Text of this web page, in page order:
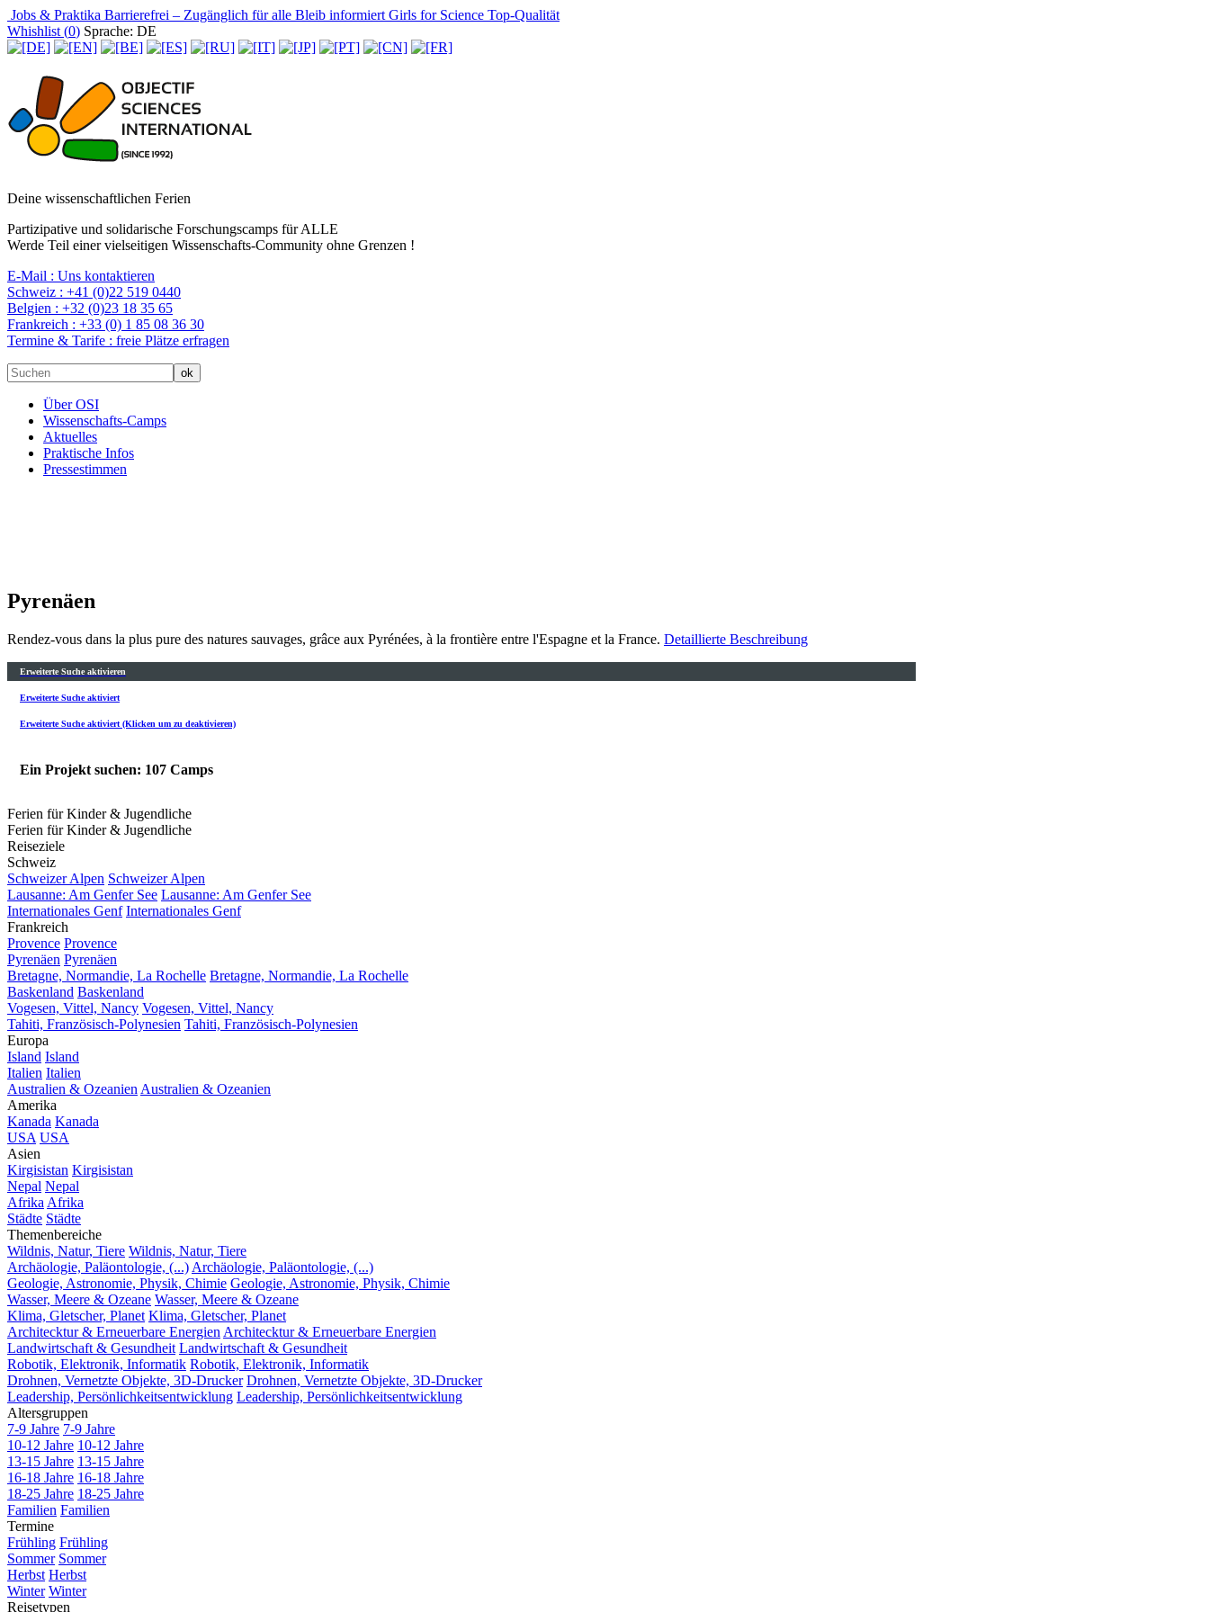
Jobs & Praktika Barrierefrei – Zugänglich für alle Bleib informiert Girls for Science Top-Qualität
Whishlist (0) Sprache: DE
Deine wissenschaftlichen Ferien
Partizipative und solidarische Forschungscamps für ALLE
Werde Teil einer vielseitigen Wissenschafts-Community ohne Grenzen !
E-Mail : Uns kontaktieren
Schweiz : +41 (0)22 519 0440
Belgien : +32 (0)23 18 35 65
Frankreich : +33 (0) 1 85 08 36 30
Termine & Tarife : freie Plätze erfragen
Über OSI
Wissenschafts-Camps
Aktuelles
Praktische Infos
Pressestimmen
Pyrenäen
Rendez-vous dans la plus pure des natures sauvages, grâce aux Pyrénées, à la frontière entre l'Espagne et la France. Detaillierte Beschreibung
Erweiterte Suche aktivieren
Erweiterte Suche aktiviert
Erweiterte Suche aktiviert (Klicken um zu deaktivieren)
Ein Projekt suchen: 107 Camps
Ferien für Kinder & Jugendliche
Ferien für Kinder & Jugendliche
Reiseziele
Schweiz
Schweizer Alpen Schweizer Alpen
Lausanne: Am Genfer See Lausanne: Am Genfer See
Internationales Genf Internationales Genf
Frankreich
Provence Provence
Pyrenäen Pyrenäen
Bretagne, Normandie, La Rochelle Bretagne, Normandie, La Rochelle
Baskenland Baskenland
Vogesen, Vittel, Nancy Vogesen, Vittel, Nancy
Tahiti, Französisch-Polynesien Tahiti, Französisch-Polynesien
Europa
Island Island
Italien Italien
Australien & Ozeanien Australien & Ozeanien
Amerika
Kanada Kanada
USA USA
Asien
Kirgisistan Kirgisistan
Nepal Nepal
Afrika Afrika
Städte Städte
Themenbereiche
Wildnis, Natur, Tiere Wildnis, Natur, Tiere
Archäologie, Paläontologie, (...) Archäologie, Paläontologie, (...)
Geologie, Astronomie, Physik, Chimie Geologie, Astronomie, Physik, Chimie
Wasser, Meere & Ozeane Wasser, Meere & Ozeane
Klima, Gletscher, Planet Klima, Gletscher, Planet
Architecktur & Erneuerbare Energien Architecktur & Erneuerbare Energien
Landwirtschaft & Gesundheit Landwirtschaft & Gesundheit
Robotik, Elektronik, Informatik Robotik, Elektronik, Informatik
Drohnen, Vernetzte Objekte, 3D-Drucker Drohnen, Vernetzte Objekte, 3D-Drucker
Leadership, Persönlichkeitsentwicklung Leadership, Persönlichkeitsentwicklung
Altersgruppen
7-9 Jahre 7-9 Jahre
10-12 Jahre 10-12 Jahre
13-15 Jahre 13-15 Jahre
16-18 Jahre 16-18 Jahre
18-25 Jahre 18-25 Jahre
Familien Familien
Termine
Frühling Frühling
Sommer Sommer
Herbst Herbst
Winter Winter
Reisetypen